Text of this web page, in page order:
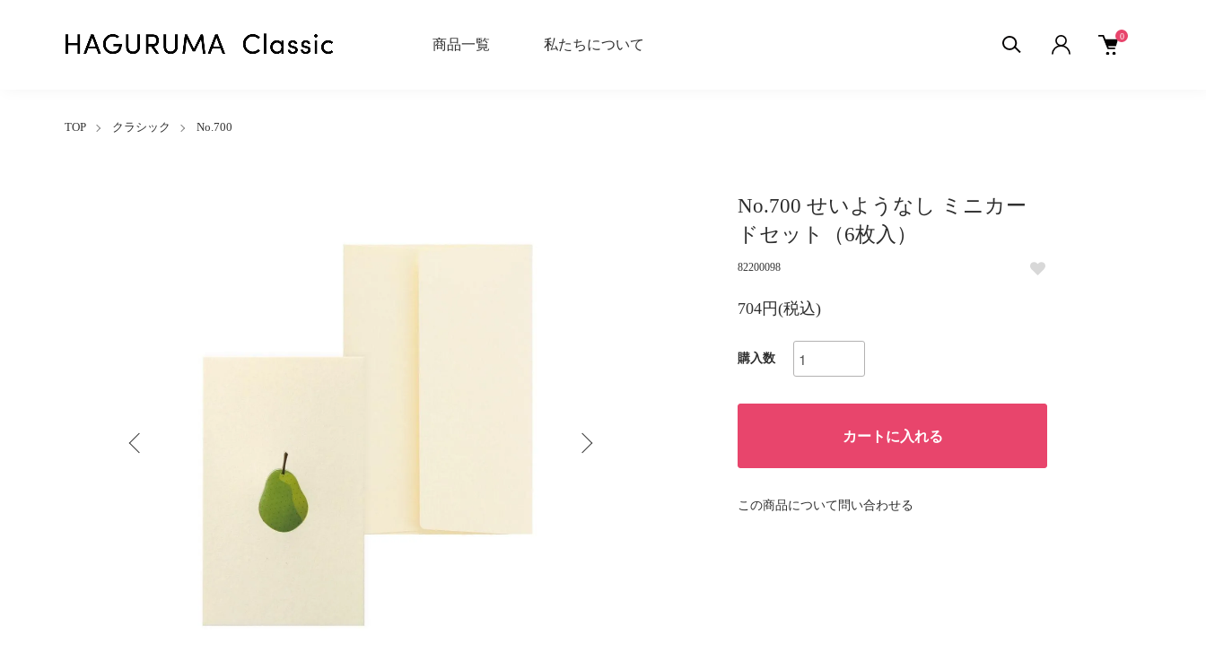
商品一覧 私たちについて
0
TOP クラシック No.700
No.700 せいようなし ミニカー
ドセット（6枚入）
82200098
704円(税込)
購入数
カートに入れる
この商品について問い合わせる